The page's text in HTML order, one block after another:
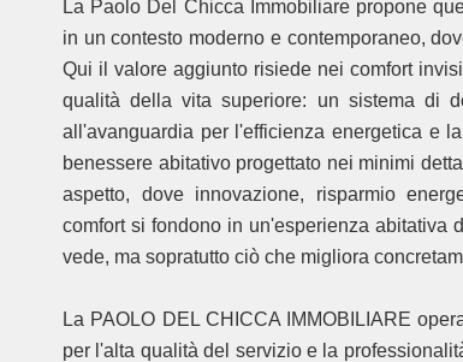
La Paolo Del Chicca Immobiliare propone
in un contesto moderno e contemporaneo,
Qui il valore aggiunto risiede nei comfort
qualità della vita superiore: un sistema di
all'avanguardia per l'efficienza energetica e
benessere abitativo progettato nei minimi
aspetto, dove innovazione, risparmio
comfort si fondono in un'esperienza abitativa
vede, ma sopratutto ciò che migliora
La PAOLO DEL CHICCA IMMOBILIARE
per l'alta qualità del servizio e la